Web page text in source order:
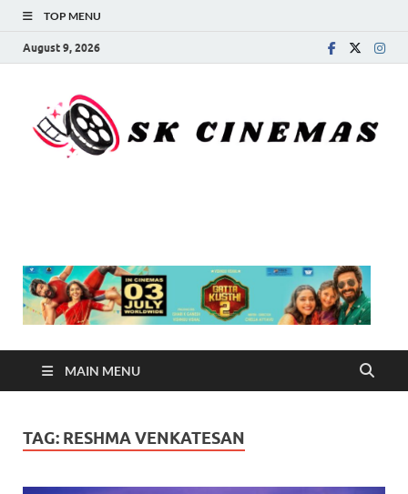
TOP MENU
August 9, 2026
MAIN MENU
TAG: RESHMA VENKATESAN